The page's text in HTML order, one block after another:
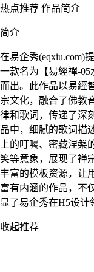
热点推荐 作品简介
简介
在易企秀(eqxiu.com)
一款名为【易經禪-
而出。此作品以易經
宗文化，融合了佛教
律和歌词，传递了深
品中，细腻的歌词描
上的叮囑、密藏涅槃
笑等意象，展现了禅
丰富的模板资源，让
富有内涵的作品，不
显了易企秀在H5设计
收起推荐